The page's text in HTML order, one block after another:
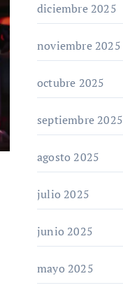
diciembre 2025
noviembre 2025
octubre 2025
septiembre 2025
agosto 2025
julio 2025
junio 2025
mayo 2025